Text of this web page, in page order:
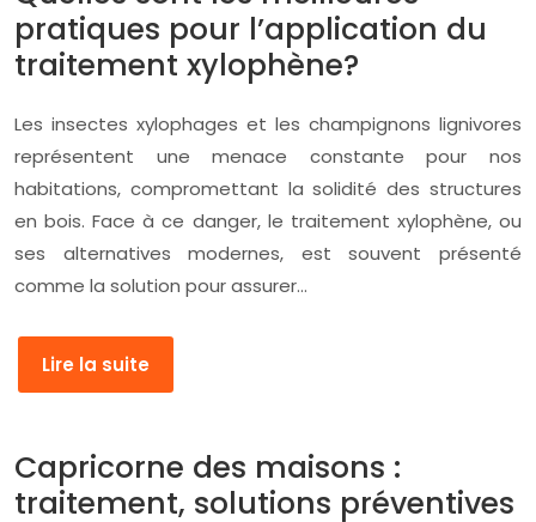
pratiques pour l’application du
traitement xylophène?
Les insectes xylophages et les champignons lignivores
représentent une menace constante pour nos
habitations, compromettant la solidité des structures
en bois. Face à ce danger, le traitement xylophène, ou
ses alternatives modernes, est souvent présenté
comme la solution pour assurer…
Lire la suite
Capricorne des maisons :
traitement, solutions préventives